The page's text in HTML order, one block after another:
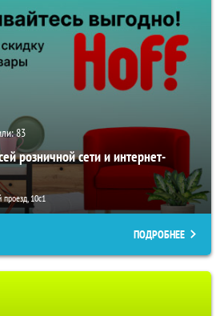
83
розничной сети и интернет-
10с1
ПОДРОБНЕЕ